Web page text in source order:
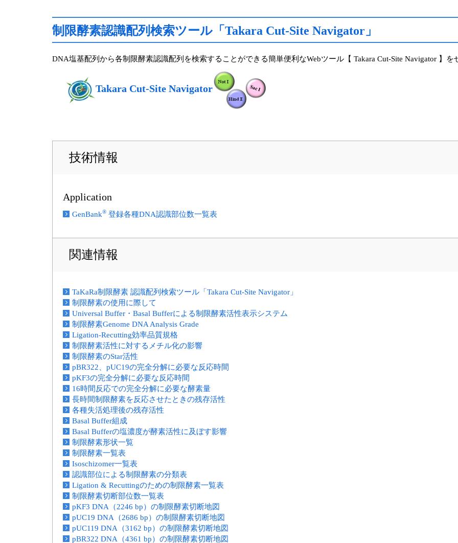
制限酵素認識配列検索ツール「Takara Cut-Site Navigator」
DNA塩基配列から各制限酵素認識配列を検索することができる簡単便利なWebツール【 Takara Cut-Site Navigator 】を
Takara Cut-Site Navigator
技術情報
Application
GenBank® 登録各種DNA認識部位数一覧表
関連情報
TaKaRa制限酵素 認識配列検索ツール「Takara Cut-Site Navigator」
制限酵素の使用に際して
Universal Buffer・Basal Bufferによる制限酵素活性表示システム
制限酵素Genome DNA Analysis Grade
Ligation-Recutting効率品質規格
制限酵素活性に対するメチル化の影響
制限酵素のStar活性
pBR322、pUC19の完全分解に必要な反応時間
pKF3の完全分解に必要な反応時間
16時間反応での完全分解に必要な酵素量
長時間制限酵素を反応させたときの残存活性
各種失活処理後の残存活性
Basal Buffer組成
Basal Bufferの塩濃度が酵素活性に及ぼす影響
制限酵素形状一覧
制限酵素一覧表
Isoschizomer一覧表
認識部位による制限酵素の分類表
Ligation & Recuttingのための制限酵素一覧表
制限酵素切断部位数一覧表
pKF3 DNA（2246 bp）の制限酵素切断地図
pUC19 DNA（2686 bp）の制限酵素切断地図
pUC119 DNA（3162 bp）の制限酵素切断地図
pBR322 DNA（4361 bp）の制限酵素切断地図